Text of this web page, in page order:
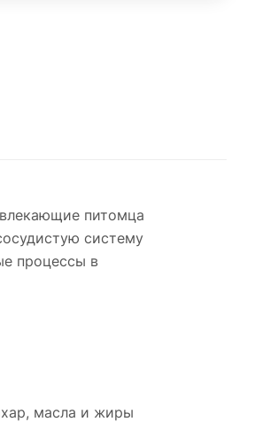
питомца
систему
процессы в
масла и жиры